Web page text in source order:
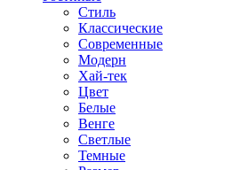
Стиль
Классические
Современные
Модерн
Хай-тек
Цвет
Белые
Венге
Светлые
Темные